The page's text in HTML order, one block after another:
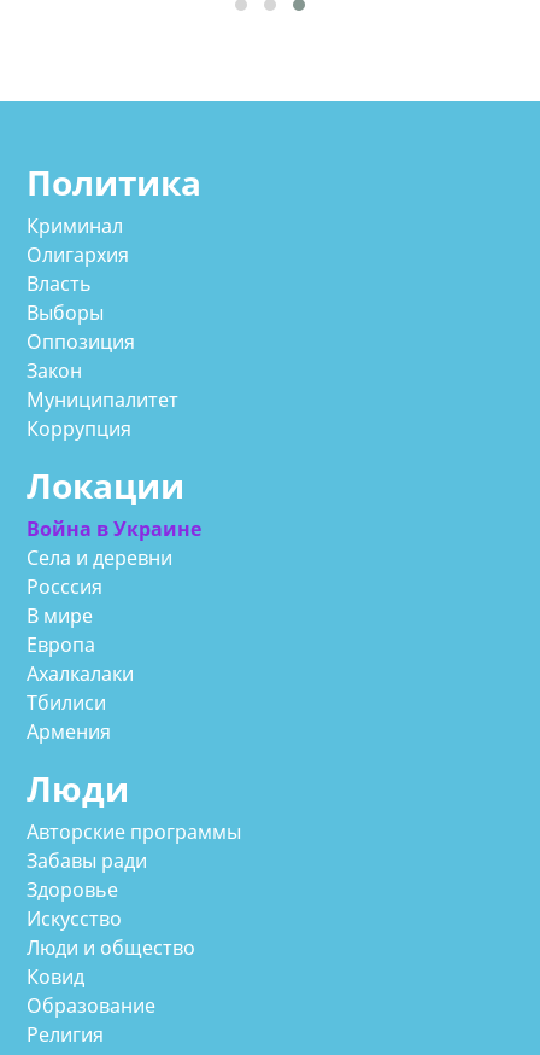
Политика
Криминал
Олигархия
Власть
Выборы
Оппозиция
Закон
Муниципалитет
Коррупция
Локации
Война в Украине
Села и деревни
Росссия
В мире
Европа
Ахалкалаки
Тбилиси
Армения
Люди
Авторские программы
Забавы ради
Здоровье
Искусство
Люди и общество
Ковид
Образование
Религия